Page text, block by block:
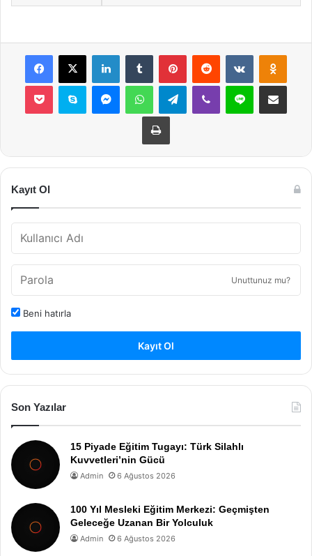
Facebook
X LinkedInTumblr PinterestReddit VKontakte
Pocket Skype MessengerWhatsAppTelegramViber Line E-Posta ile
Yazdır
Kayıt Ol
Unuttunuz mu?
Beni hatırla
Kayıt Ol
Son Yazılar
15 Piyade Eğitim Tugayı: Türk Silahlı
Kuvvetleri’nin Gücü
Admin 6 Ağustos 2026
100 Yıl Mesleki Eğitim Merkezi: Geçmişten
Geleceğe Uzanan Bir Yolculuk
Admin 6 Ağustos 2026